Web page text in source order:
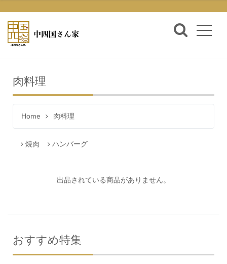
肉料理
Home 肉料理
焼肉 ハンバーグ
出品されている商品がありません。
おすすめ特集